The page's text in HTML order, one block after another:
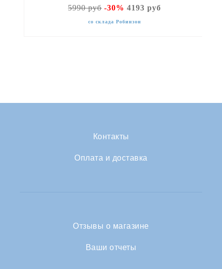
5990 руб-30% 4193 руб
со склада Робинзон
Контакты
Оплата и доставка
Отзывы о магазине
Ваши отчеты